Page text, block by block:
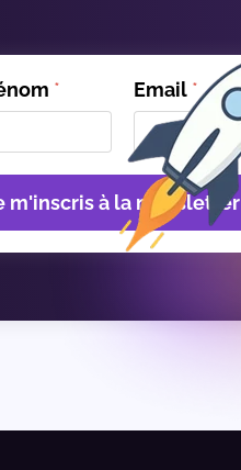
* Email *
m'inscris à la newsletter